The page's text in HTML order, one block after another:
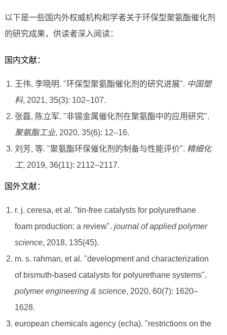
以下是一些国内外权威机构和学者关于环保型聚氨酯催化剂
的研究成果，供读者深入阅读：
国内文献：
王伟, 李晓明. "环保型聚氨酯催化剂的研究进展". 中国塑
料, 2021, 35(3): 102–107.
张磊, 陈立军. "非锡金属催化剂在聚氨酯中的应用研究".
聚氨酯工业, 2020, 35(6): 12–16.
刘芳, 等. "聚氨酯环保催化剂的制备与性能评价". 精细化
工, 2019, 36(11): 2112–2117.
国外文献：
r. j. ceresa, et al. "tin-free catalysts for polyurethane
foam production: a review". journal of applied polymer
science, 2018, 135(45).
m. s. rahman, et al. "development and characterization
of bismuth-based catalysts for polyurethane systems".
polymer engineering & science, 2020, 60(7): 1620–
1628.
european chemicals agency (echa). "restrictions on the